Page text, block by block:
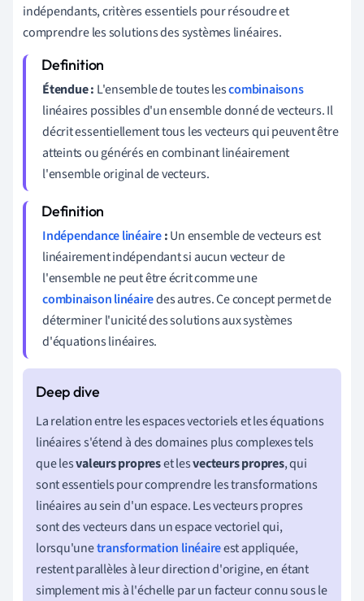
indépendants, critères essentiels pour résoudre et
comprendre les solutions des systèmes linéaires.
Étendue : L'ensemble de toutes lescombinaisons
linéaires possibles d'un ensemble donné de vecteurs. Il
décrit essentiellement tous les vecteurs qui peuvent être
atteints ou générés en combinant linéairement
l'ensemble original de vecteurs.
Indépendance linéaire:Un ensemble de vecteurs est
linéairement indépendant si aucun vecteur de
l'ensemble ne peut être écrit comme une
combinaison linéairedes autres. Ce concept permet de
déterminer l'unicité des solutions aux systèmes
d'équations linéaires.
La relation entre les espaces vectoriels et les équations
linéaires s'étend à des domaines plus complexes tels
que lesvaleurs propreset lesvecteurs propres, qui
sont essentiels pour comprendre les transformations
linéaires au sein d'un espace. Les vecteurs propres
sont des vecteurs dans un espace vectoriel qui,
lorsqu'unetransformation linéaireest appliquée,
restent parallèles à leur direction d'origine, en étant
simplement mis à l'échelle par un facteur connu sous le